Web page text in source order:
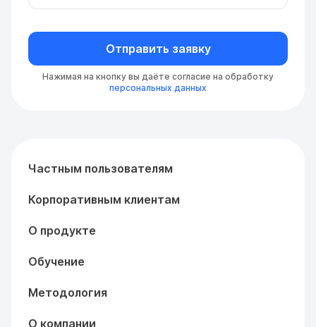
Отправить заявку
Нажимая на кнопку вы даёте согласие на обработку
персональных данных
Частным пользователям
Корпоративным клиентам
О продукте
Обучение
Методология
О компании